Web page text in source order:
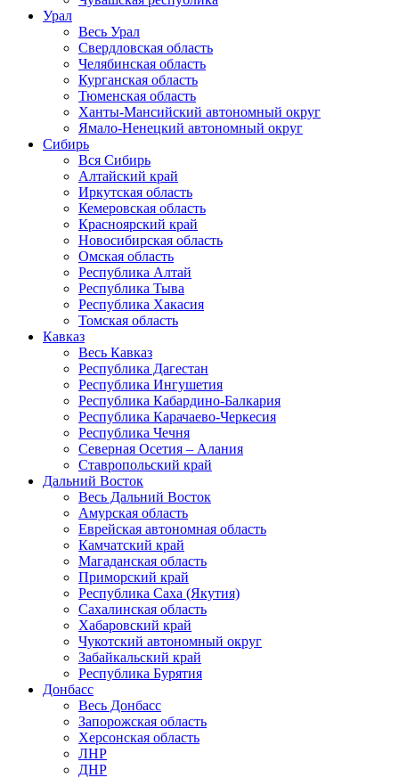
Урал
Весь Урал
Свердловская область
Челябинская область
Курганская область
Тюменская область
Ханты-Мансийский автономный округ
Ямало-Ненецкий автономный округ
Сибирь
Вся Сибирь
Алтайский край
Иркутская область
Кемеровская область
Красноярский край
Новосибирская область
Омская область
Республика Алтай
Республика Тыва
Республика Хакасия
Томская область
Кавказ
Весь Кавказ
Республика Дагестан
Республика Ингушетия
Республика Кабардино-Балкария
Республика Карачаево-Черкесия
Республика Чечня
Северная Осетия – Алания
Ставропольский край
Дальний Восток
Весь Дальний Восток
Амурская область
Еврейская автономная область
Камчатский край
Магаданская область
Приморский край
Республика Саха (Якутия)
Сахалинская область
Хабаровский край
Чукотский автономный округ
Забайкальский край
Республика Бурятия
Донбасс
Весь Донбасс
Запорожская область
Херсонская область
ЛНР
ДНР